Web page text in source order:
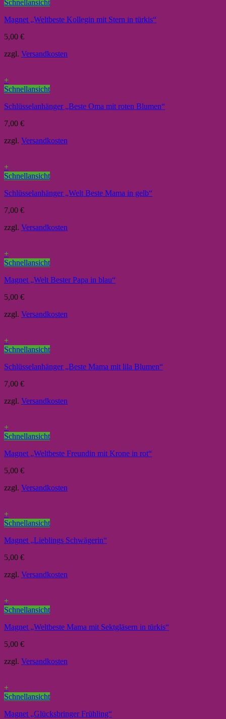
Schnellansicht
Magnet „Weltbeste Kollegin mit Stern in türkis“
5,00 €
zzgl. Versandkosten
+
Schnellansicht
Schlüsselanhänger „Beste Oma mit roten Blumen“
7,00 €
zzgl. Versandkosten
+
Schnellansicht
Schlüsselanhänger „Welt Beste Mama in gelb“
7,00 €
zzgl. Versandkosten
+
Schnellansicht
Magnet „Welt Bester Papa in blau“
5,00 €
zzgl. Versandkosten
+
Schnellansicht
Schlüsselanhänger „Beste Mama mit lila Blumen“
7,00 €
zzgl. Versandkosten
+
Schnellansicht
Magnet „Weltbeste Freundin mit Krone in rot“
5,00 €
zzgl. Versandkosten
+
Schnellansicht
Magnet „Lieblings Schwägerin“
5,00 €
zzgl. Versandkosten
+
Schnellansicht
Magnet „Weltbeste Mama mit Sektgläsern in türkis“
5,00 €
zzgl. Versandkosten
+
Schnellansicht
Magnet „Glücksbringer Frühling“